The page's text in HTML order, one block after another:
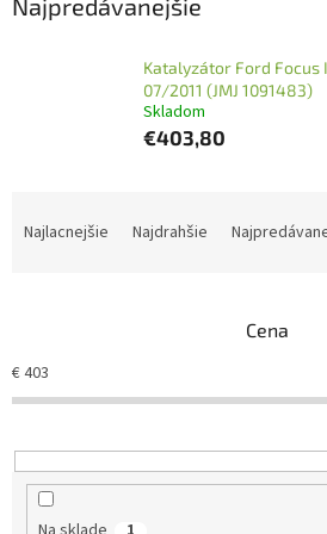
Katalyzátor Ford Focus
07/2011 (JMJ 1091483)
Skladom
€403,80
e
p
r
d
Najlacnejšie Najdrahšie
Cena
€403